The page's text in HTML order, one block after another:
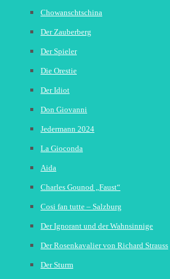
Chowanschtschina
Der Zauberberg
Der Spieler
Die Orestie
Der Idiot
Don Giovanni
Jedermann 2024
La Gioconda
Aida
Charles Gounod „Faust“
Cosi fan tutte – Salzburg
Der Ignorant und der Wahnsinnige
Der Rosenkavalier von Richard Strauss
Der Sturm